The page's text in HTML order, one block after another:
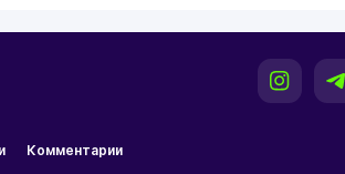
Комментарии